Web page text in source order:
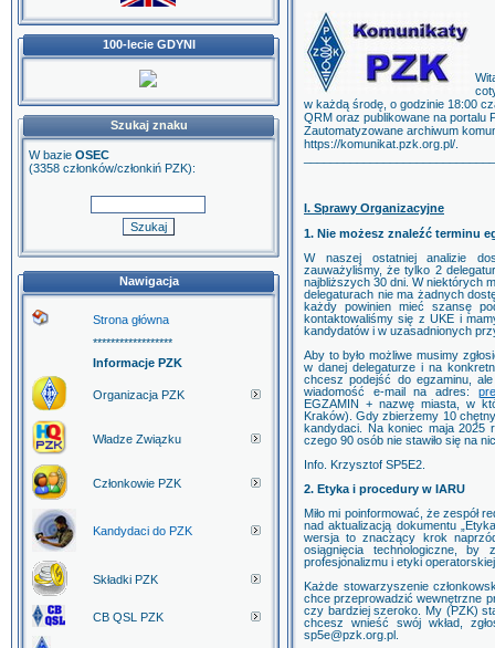
100-lecie GDYNI
Szukaj znaku
W bazie OSEC
(3358 członków/członkiń PZK):
Nawigacja
Strona główna
******************
Informacje PZK
Organizacja PZK
Władze Związku
Członkowie PZK
Kandydaci do PZK
Składki PZK
CB QSL PZK
w każdą środę, o godzinie 18:00
QRM oraz publikowane na portalu
Zautomatyzowane archiwum
https://komunikat.pzk.org.pl/.
I. Sprawy Organizacyjne
1. Nie możesz znaleźć terminu
W naszej ostatniej analizie
zauważyliśmy, że tylko 2
najbliższych 30 dni. W niektórych
delegaturach nie ma żadnych
każdy powinien mieć szansę
kontaktowaliśmy się z UKE i
kandydatów i w uzasadnionych
Aby to było możliwe musimy
w danej delegaturze i na
chcesz podejść do egzaminu,
wiadomość e-mail na adres:
EGZAMIN + nazwę miasta, w
Kraków). Gdy zbierzemy 10
kandydaci. Na koniec maja 2025
czego 90 osób nie stawiło się na
Info. Krzysztof SP5E2.
2. Etyka i procedury w IARU
Miło mi poinformować, że zespół
nad aktualizacją dokumentu
wersja to znaczący krok
osiągnięcia technologiczne, by
profesjonalizmu i etyki
Każde stowarzyszenie
chce przeprowadzić wewnętrzne
czy bardziej szeroko. My (PZK)
chcesz wnieść swój wkład,
sp5e@pzk.org.pl.